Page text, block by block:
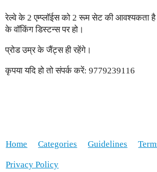
रेल्वे के 2 एम्प्लॉईस को 2 रूम सेट की आवश्यकता
के वॉकिंग डिस्टन्स पर हो।
प्रोड उम्र के जैंट्स ही रहेंगे।
कृपया यदि हो तो संपर्क करें: 9779239116
Home Categories Guidelines
Privacy Policy